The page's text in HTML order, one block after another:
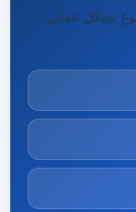
بشكل عملي